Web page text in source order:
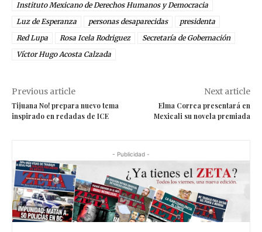
Instituto Mexicano de Derechos Humanos y Democracia
Luz de Esperanza
personas desaparecidas
presidenta
Red Lupa
Rosa Icela Rodriguez
Secretaría de Gobernación
Víctor Hugo Acosta Calzada
Previous article
Tijuana No! prepara nuevo tema
inspirado en redadas de ICE
Next article
Elma Correa presentará en
Mexicali su novela premiada
- Publicidad -